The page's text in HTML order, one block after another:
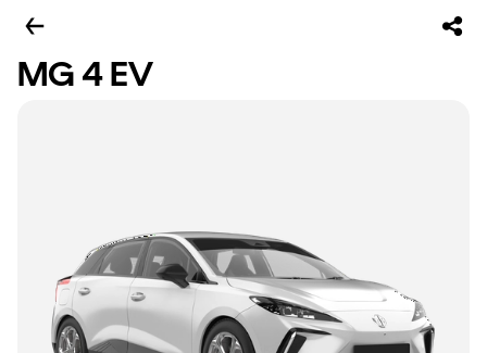
MG 4 EV